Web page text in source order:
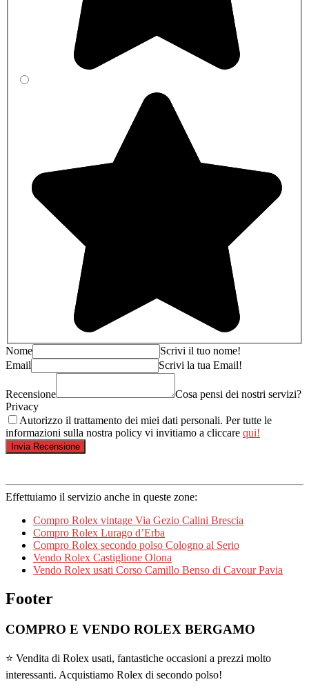
Nome
Scrivi il tuo nome!
Email
Scrivi la tua Email!
Recensione
Cosa pensi dei nostri servizi?
Privacy
Autorizzo il trattamento dei miei dati personali. Per tutte le
informazioni sulla nostra policy vi invitiamo a cliccare qui!
Effettuiamo il servizio anche in queste zone:
Compro Rolex vintage Via Gezio Calini Brescia
Compro Rolex Lurago d’Erba
Compro Rolex secondo polso Cologno al Serio
Vendo Rolex Castiglione Olona
Vendo Rolex usati Corso Camillo Benso di Cavour Pavia
Footer
COMPRO E VENDO ROLEX BERGAMO
⭐ Vendita di Rolex usati, fantastiche occasioni a prezzi molto
interessanti. Acquistiamo Rolex di secondo polso!